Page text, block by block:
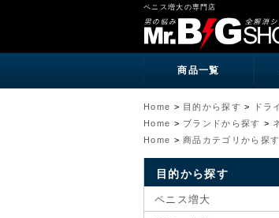
ペニス増大の専門店
商品一覧
Home > 目的から探す > ドラ
Home > ブランドから探す >
Home >商品カテゴリから探す
目的から探す
ペニス増大